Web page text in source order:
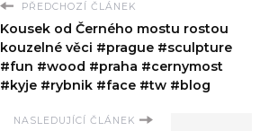
PŘEDCHOZÍ ČLÁNEK
Kousek od Černého mostu rostou
kouzelné věci #prague #sculpture
#fun #wood #praha #cernymost
#kyje #rybnik #face #tw #blog
NASLEDUJÍCÍ ČLÁNEK